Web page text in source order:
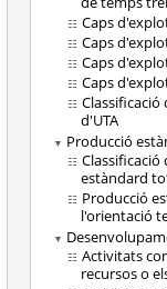
Caps
Caps
Caps
Caps
d'UTA
Producció
Classificació
estàndard
Producció
l'orientació
Activitats
recursos o